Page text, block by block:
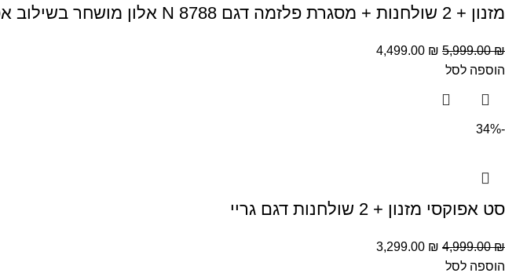
מזנון + 2 שולחנות + מסגרת פלזמה דגם N 8788 אלון מושחר בשילוב אפוקסי
5,999.00₪
4,499.00 ₪
הוספה לסל
-34%
סט אפוקסי מזנון + 2 שולחנות דגם גריי
4,999.00₪
3,299.00 ₪
הוספה לסל